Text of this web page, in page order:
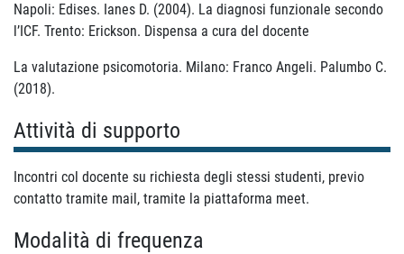
Napoli: Edises. Ianes D. (2004). La diagnosi funzionale secondo
l’ICF. Trento: Erickson. Dispensa a cura del docente
La valutazione psicomotoria. Milano: Franco Angeli. Palumbo C.
(2018).
Attività di supporto
Incontri col docente su richiesta degli stessi studenti, previo
contatto tramite mail, tramite la piattaforma meet.
Modalità di frequenza